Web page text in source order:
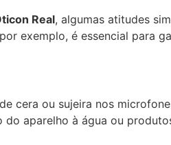
Real, algumas atitudes
exemplo, é essencial para
cera ou sujeira nos
aparelho à água ou